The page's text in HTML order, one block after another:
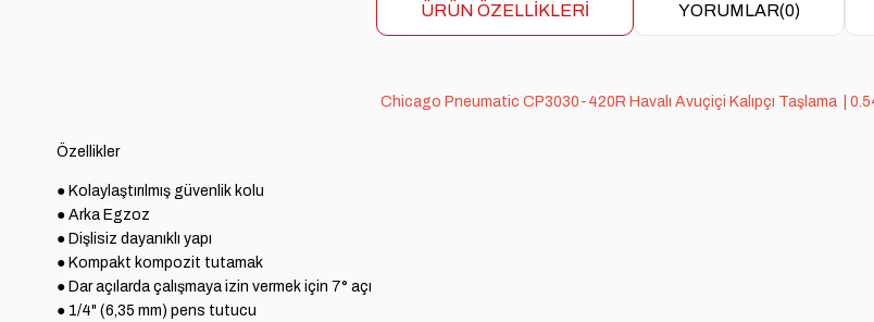
ÜRÜN ÖZELLIKLERI YORUMLAR(0)
Chicago Pneumatic CP3030-420R Havalı Avuçiçi Kalıpçı Taşlama |
Özellikler
● Kolaylaştırılmış güvenlik kolu
● Arka Egzoz
● Dişlisiz dayanıklı yapı
● Kompakt kompozit tutamak
● Dar açılarda çalışmaya izin vermek için 7° açı
● 1/4" (6,35 mm) pens tutucu